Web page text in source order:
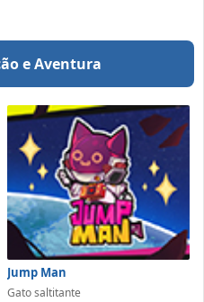
e Aventura
Jump Man
Gato saltitante